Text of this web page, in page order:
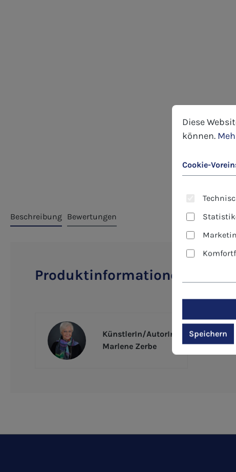
Beschreibung Bewertungen
Produktinformationen
KünstlerIn/AutorIn
Marlene Zerbe
Cookie-
Diese Website
Diese
können.
Cookie-
Speichern